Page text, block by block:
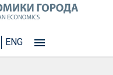
ENG